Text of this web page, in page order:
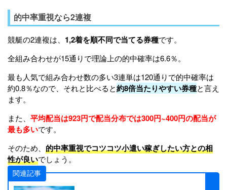
的中率重視なら2連複
競艇の2連複は、 1,2着を順不同で当てる券種です。
全組み合わせが15通りで理論上の的中確率は6.6％。
最も人気で組み合わせ数の多い3連単は120通りで的中確率は
約0.8％なので、それと比べると約8倍当たりやすい券種と言え
ます。
また、 平均配当は923円で配当分布では300円~400円の配当が
最も多いです。
そのため、 的中率重視でコツコツ小遣い稼ぎしたい方との相
性が良いでしょう。
関連記事